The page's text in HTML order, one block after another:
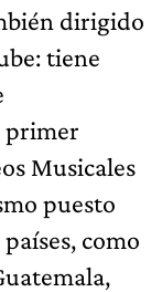
dirigido
tiene
primer
Musicales
puesto
como